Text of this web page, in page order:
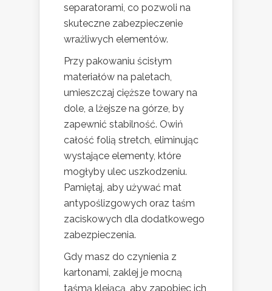
separatorami, co pozwoli na
skuteczne zabezpieczenie
wrażliwych elementów.
Przy pakowaniu ścisłym
materiałów na paletach,
umieszczaj cięższe towary na
dole, a lżejsze na górze, by
zapewnić stabilność. Owiń
całość folią stretch, eliminując
wystające elementy, które
mogłyby ulec uszkodzeniu.
Pamiętaj, aby używać mat
antypoślizgowych oraz taśm
zaciskowych dla dodatkowego
zabezpieczenia.
Gdy masz do czynienia z
kartonami, zaklej je mocną
taśmą klejącą, aby zapobiec ich